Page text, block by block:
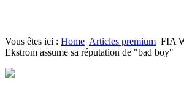
Vous êtes ici : Home Articles premium FIA
Ekstrom assume sa réputation de "bad boy"